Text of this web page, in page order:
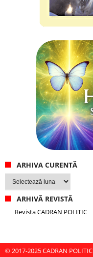
ARHIVA CURENTĂ
Arhiva
ARHIVĂ REVISTĂ
Revista CADRAN POLITIC
© 2017-2025CADRAN POLITIC